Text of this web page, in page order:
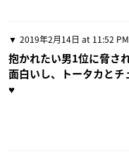
2019年2月14日 at 11:52 PM
抱かれたい男1位に脅さ
面白いし、トータカとチ
♥